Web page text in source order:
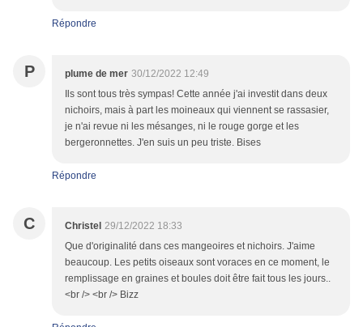
Répondre
P plume de mer 30/12/2022 12:49
Ils sont tous très sympas! Cette année j'ai investit dans deux
nichoirs, mais à part les moineaux qui viennent se rassasier,
je n'ai revue ni les mésanges, ni le rouge gorge et les
bergeronnettes. J'en suis un peu triste. Bises
Répondre
C Christel 29/12/2022 18:33
Que d'originalité dans ces mangeoires et nichoirs. J'aime
beaucoup. Les petits oiseaux sont voraces en ce moment, le
remplissage en graines et boules doit être fait tous les jours..
<br /> <br /> Bizz